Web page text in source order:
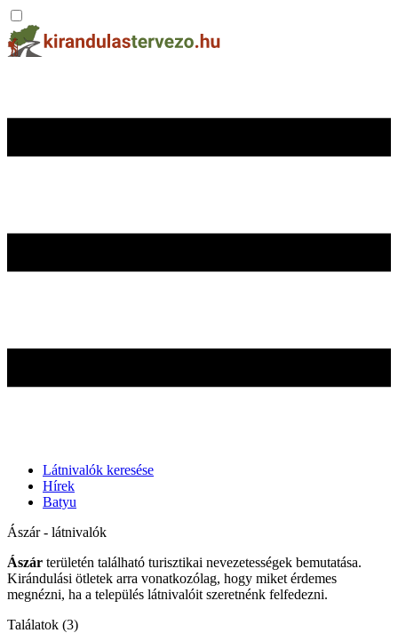
Látnivalók keresése
Hírek
Batyu
Ászár - látnivalók
Ászár területén található turisztikai nevezetességek bemutatása.
Kirándulási ötletek arra vonatkozólag, hogy miket érdemes
megnézni, ha a település látnivalóit szeretnénk felfedezni.
Találatok (3)